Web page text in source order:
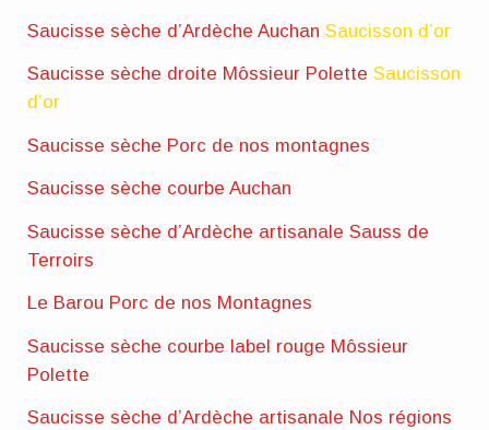
Saucisse sèche d’Ardèche AuchanSaucisson d’or
Saucisse sèche droite Môssieur Polette Saucisson
d’or
Saucisse sèche Porc de nos montagnes
Saucisse sèche courbe Auchan
Saucisse sèche d’Ardèche artisanale Sauss de
Terroirs
Le Barou Porc de nos Montagnes
Saucisse sèche courbe label rouge Môssieur
Polette
Saucisse sèche d’Ardèche artisanale Nos régions